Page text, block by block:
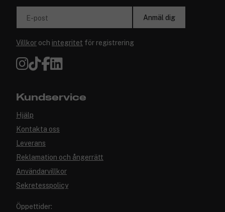
E-post Anmäl dig
Villkor och integritet för registrering
Kundservice
Hjälp
Kontakta oss
Leverans
Reklamation och ångerrätt
Användarvillkor
Sekretesspolicy
Öppettider: